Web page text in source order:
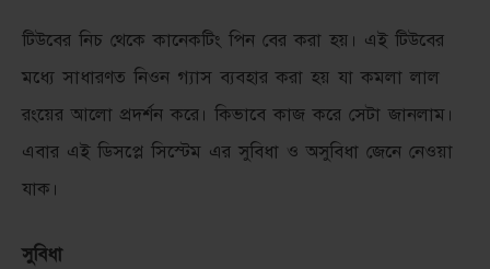
টিউবের নিচ থেকে কানেকটিং পিন বের করা হয়। এই টিউবের
মধ্যে সাধারণত নিওন গ্যাস ব্যবহার করা হয় যা কমলা লাল
রংয়ের আলো প্রদর্শন করে। কিভাবে কাজ করে সেটা জানলাম।
এবার এই ডিসপ্লে সিস্টেম এর সুবিধা ও অসুবিধা জেনে নেওয়া
যাক।
সুবিধা